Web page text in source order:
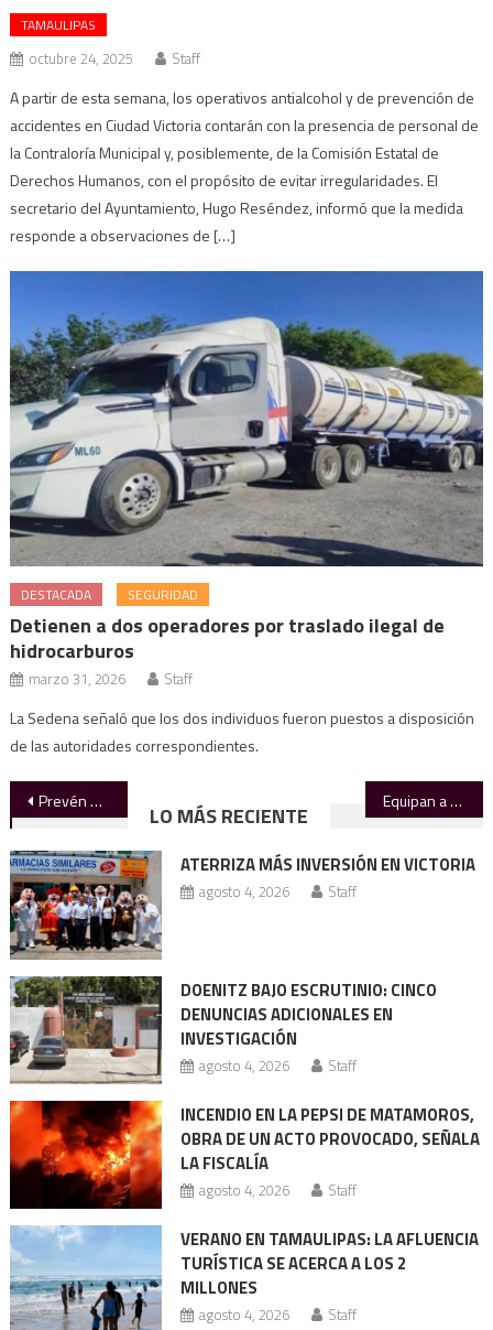
TAMAULIPAS
octubre 24, 2025 Staff
A partir de esta semana, los operativos antialcohol y de prevención de
accidentes en Ciudad Victoria contarán con la presencia de personal de
la Contraloría Municipal y, posiblemente, de la Comisión Estatal de
Derechos Humanos, con el propósito de evitar irregularidades. El
secretario del Ayuntamiento, Hugo Reséndez, informó que la medida
responde a observaciones de […]
DESTACADA SEGURIDAD
Detienen a dos operadores por traslado ilegal de
hidrocarburos
marzo 31, 2026 Staff
La Sedena señaló que los dos individuos fueron puestos a disposición
de las autoridades correspondientes.
Navegación
de
entradas
Prevén 48 frentes fríos para temporada inviernal 2025-2026; Equipan a Victoria con varios vehículos
LO MÁS RECIENTE
ATERRIZA MÁS INVERSIÓN EN VICTORIA
agosto 4, 2026 Staff
DOENITZ BAJO ESCRUTINIO: CINCO
DENUNCIAS ADICIONALES EN
INVESTIGACIÓN
agosto 4, 2026 Staff
INCENDIO EN LA PEPSI DE MATAMOROS,
OBRA DE UN ACTO PROVOCADO, SEÑALA
LA FISCALÍA
agosto 4, 2026 Staff
VERANO EN TAMAULIPAS: LA AFLUENCIA
TURÍSTICA SE ACERCA A LOS 2
MILLONES
agosto 4, 2026 Staff